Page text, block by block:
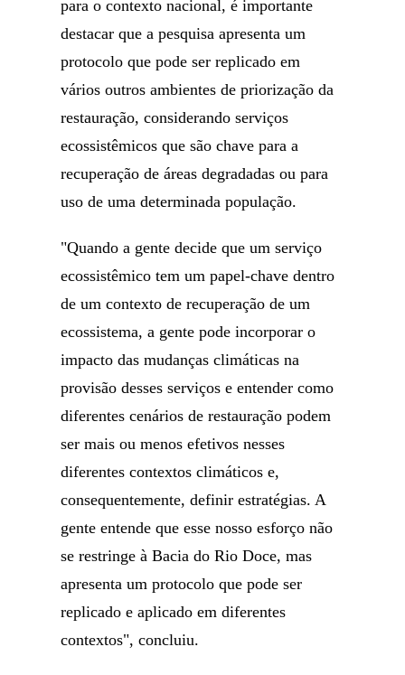
para o contexto nacional, é importante
destacar que a pesquisa apresenta um
protocolo que pode ser replicado em
vários outros ambientes de priorização da
restauração, considerando serviços
ecossistêmicos que são chave para a
recuperação de áreas degradadas ou para
uso de uma determinada população.
"Quando a gente decide que um serviço
ecossistêmico tem um papel-chave dentro
de um contexto de recuperação de um
ecossistema, a gente pode incorporar o
impacto das mudanças climáticas na
provisão desses serviços e entender como
diferentes cenários de restauração podem
ser mais ou menos efetivos nesses
diferentes contextos climáticos e,
consequentemente, definir estratégias. A
gente entende que esse nosso esforço não
se restringe à Bacia do Rio Doce, mas
apresenta um protocolo que pode ser
replicado e aplicado em diferentes
contextos", concluiu.